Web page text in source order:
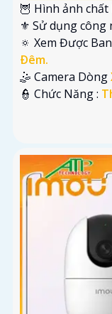
🦉 Hình ảnh
⚜️ Sử dụng công
🔅 Xem Được
Ðêm.
🤹 Camera Dòng
️👮 Chức Năng :